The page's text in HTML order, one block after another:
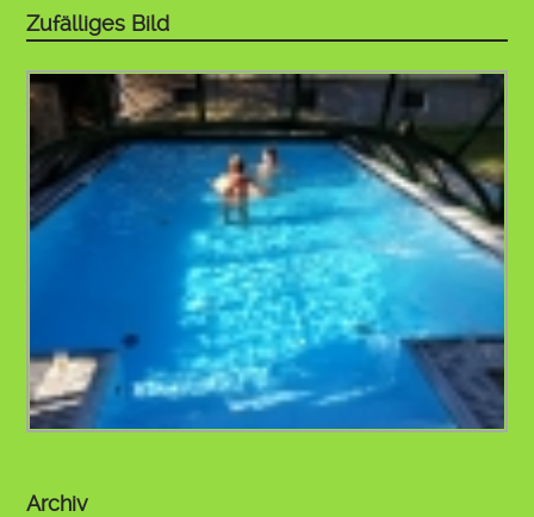
Zufälliges Bild
Archiv